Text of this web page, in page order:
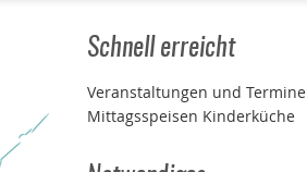
Schnell erreicht
Veranstaltungen und Termine
Mittagsspeisen Kinderküche